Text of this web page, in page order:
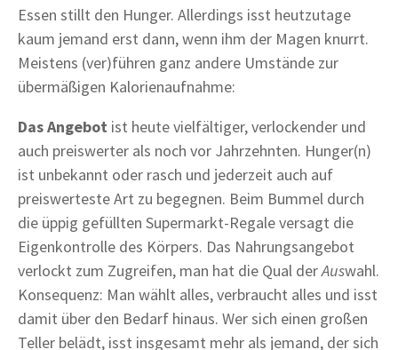
Essen stillt den Hunger. Allerdings isst heutzutage
kaum jemand erst dann, wenn ihm der Magen knurrt.
Meistens (ver)führen ganz andere Umstände zur
übermäßigen Kalorienaufnahme:
Das Angebot ist heute vielfältiger, verlockender und
auch preiswerter als noch vor Jahrzehnten. Hunger(n)
ist unbekannt oder rasch und jederzeit auch auf
preiswerteste Art zu begegnen. Beim Bummel durch
die üppig gefüllten Supermarkt-Regale versagt die
Eigenkontrolle des Körpers. Das Nahrungsangebot
verlockt zum Zugreifen, man hat die Qual derAuswahl.
Konsequenz: Man wählt alles, verbraucht alles und isst
damit über den Bedarf hinaus. Wer sich einen großen
Teller belädt, isst insgesamt mehr als jemand, der sich